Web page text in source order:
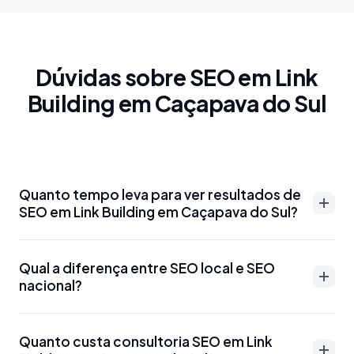
Dúvidas sobre SEO em Link
Building em Caçapava do Sul
Quanto tempo leva para ver resultados de
SEO em Link Building em Caçapava do Sul?
do Sul podem aparecer entre 3-6 meses para
palavras-chave menos competitivas. Para termos
mais disputados como 'advogado Link Building em
Caçapava do Sul' ou 'dentista Link Building em
Qual a diferença entre SEO local e SEO
nacional?
foca em aparecer para buscas específicas da
Quanto custa consultoria SEO em Link